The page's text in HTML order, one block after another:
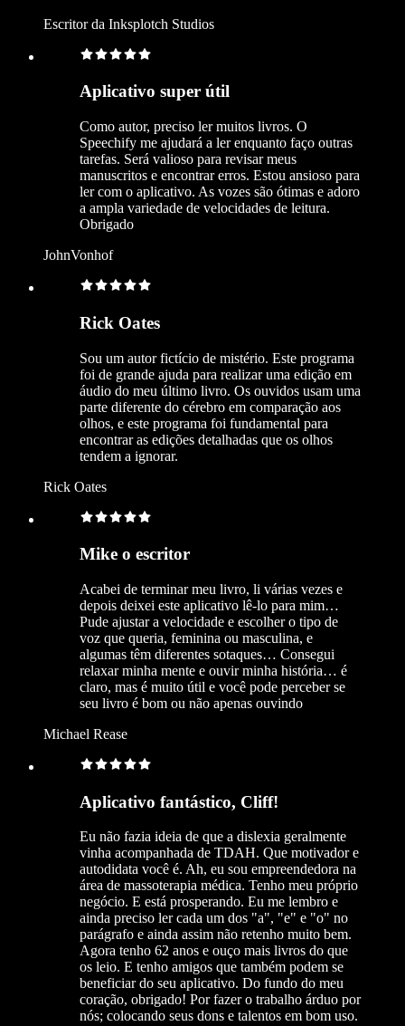
Escritor da Inksplotch Studios
Aplicativo super útil
Como autor, preciso ler muitos livros. O
Speechify me ajudará a ler enquanto faço outras
tarefas. Será valioso para revisar meus
manuscritos e encontrar erros. Estou ansioso para
ler com o aplicativo. As vozes são ótimas e adoro
a ampla variedade de velocidades de leitura.
Obrigado
JohnVonhof
Rick Oates
Sou um autor fictício de mistério. Este programa
foi de grande ajuda para realizar uma edição em
áudio do meu último livro. Os ouvidos usam uma
parte diferente do cérebro em comparação aos
olhos, e este programa foi fundamental para
encontrar as edições detalhadas que os olhos
tendem a ignorar.
Rick Oates
Mike o escritor
Acabei de terminar meu livro, li várias vezes e
depois deixei este aplicativo lê-lo para mim…
Pude ajustar a velocidade e escolher o tipo de
voz que queria, feminina ou masculina, e
algumas têm diferentes sotaques… Consegui
relaxar minha mente e ouvir minha história… é
claro, mas é muito útil e você pode perceber se
seu livro é bom ou não apenas ouvindo
Michael Rease
Aplicativo fantástico, Cliff!
Eu não fazia ideia de que a dislexia geralmente
vinha acompanhada de TDAH. Que motivador e
autodidata você é. Ah, eu sou empreendedora na
área de massoterapia médica. Tenho meu próprio
negócio. E está prosperando. Eu me lembro e
ainda preciso ler cada um dos "a", "e" e "o" no
parágrafo e ainda assim não retenho muito bem.
Agora tenho 62 anos e ouço mais livros do que
os leio. E tenho amigos que também podem se
beneficiar do seu aplicativo. Do fundo do meu
coração, obrigado! Por fazer o trabalho árduo por
nós; colocando seus dons e talentos em bom uso.